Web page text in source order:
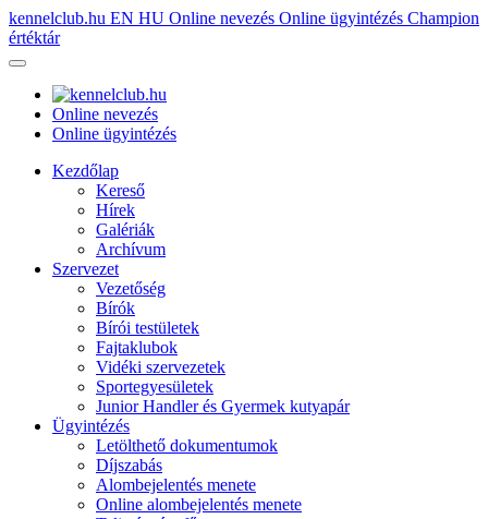
kennelclub.hu EN HU Online nevezés Online ügyintézés Champion
értéktár
Online nevezés
Online ügyintézés
Kezdőlap
Kereső
Hírek
Galériák
Archívum
Szervezet
Vezetőség
Bírók
Bírói testületek
Fajtaklubok
Vidéki szervezetek
Sportegyesületek
Junior Handler és Gyermek kutyapár
Ügyintézés
Letölthető dokumentumok
Díjszabás
Alombejelentés menete
Online alombejelentés menete